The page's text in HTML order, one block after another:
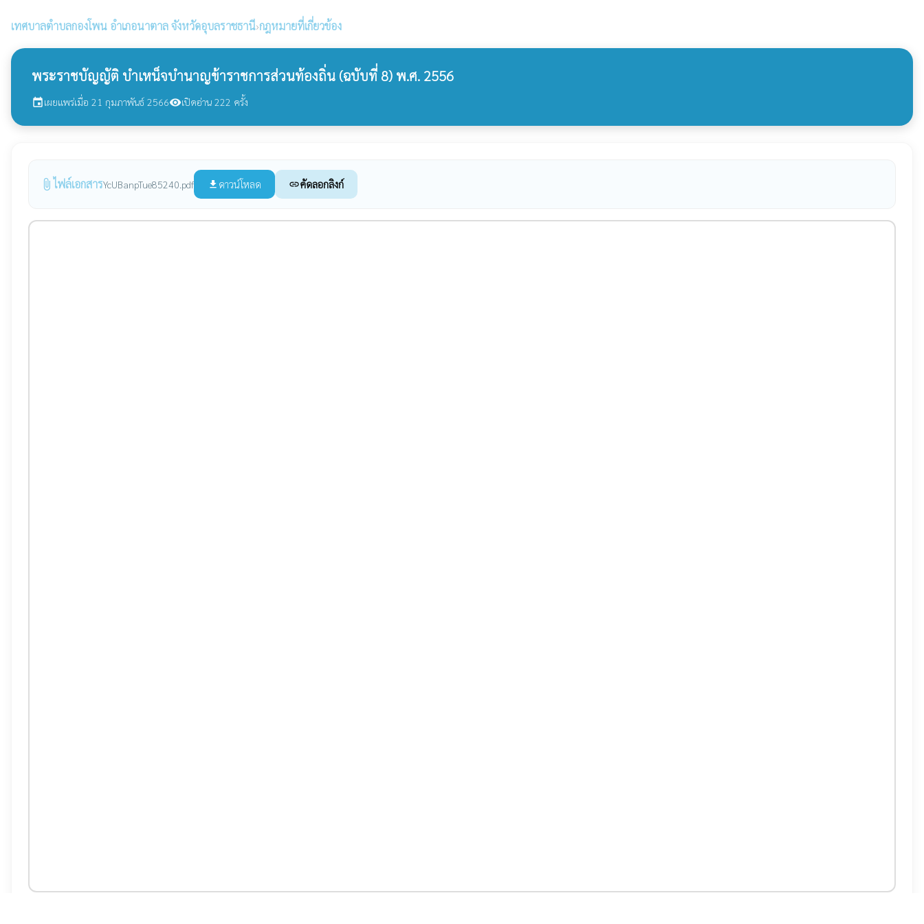
เทศบาลตำบลกองโพน อำเภอนาตาล จังหวัดอุบลราชธานี›กฎหมายที่เกี่ยวข้อง
พระราชบัญญัติ บำเหน็จบำนาญข้าราชการส่วนท้องถิ่น (ฉบับที่ 8) พ.ศ. 2556
eventเผยแพร่เมื่อ 21 กุมภาพันธ์ 2566visibilityเปิดอ่าน 222 ครั้ง
attach_file ไฟล์เอกสารYcUBanpTue85240.pdf file_download ดาวน์โหลด linkคัดลอกลิงก์